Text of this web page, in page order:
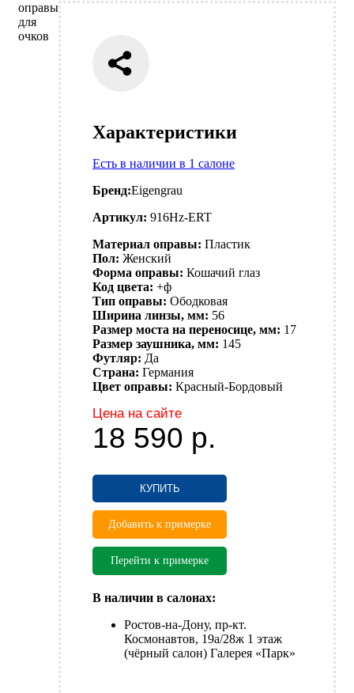
Характеристики
Есть в наличии в 1 салоне
Бренд:Eigengrau
Артикул: 916Hz-ERT
Материал оправы: Пластик
Пол: Женский
Форма оправы: Кошачий глаз
Код цвета: +ф
Тип оправы: Ободковая
Ширина линзы, мм: 56
Размер моста на переносице, мм: 17
Размер заушника, мм: 145
Футляр: Да
Страна: Германия
Цвет оправы: Красный-Бордовый
Цена на сайте
18 590 р.
КУПИТЬ
Добавить к примерке
Перейти к примерке
В наличии в салонах:
Ростов-на-Дону, пр-кт.
Космонавтов, 19а/28ж 1 этаж
(чёрный салон) Галерея «Парк»
оправы
для
очков